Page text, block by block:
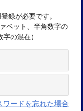
録が必要です。
ベット、半角数字の
の混在）
ワードを忘れた場合